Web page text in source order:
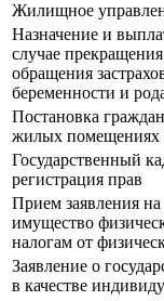
Жилищное
Назначение и
случае
обращения
беременности и
Постановка
жилых помещениях
Государственный
регистрация прав
Прием заявления
имущество
налогам от
Заявление о
в качестве